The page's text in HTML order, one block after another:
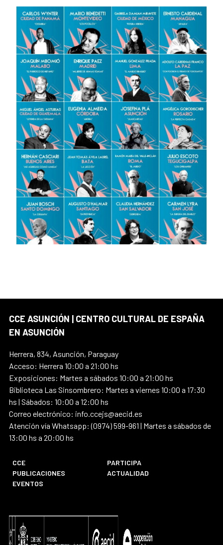
CCE ASUNCIÓN | CENTRO CULTURAL DE ESPAÑA
EN ASUNCIÓN
Herrera, 834, Asunción, Paraguay
Acceso: Herrera 10:00 a 21:00 hs
Exposiciones: Martes a sábados 10:00 a 21:00 hs
Biblioteca Las Sinsombrero: Martes a viernes 10:00 a 17:30
hs | Sábados: 10:00 a 12:00 hs
Correo electrónico: info.ccejs@aecid.es
Atención vía Whatsapp: (0974) 599-961 | Martes a sábados de
13:00 hs a 20:00 hs
CCE
PARTICIPA
PUBLICACIONES
ACTUALIDAD
EVENTOS